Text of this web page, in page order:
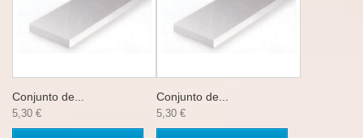
Conjunto de...
5,30 €
Conjunto de...
5,30 €